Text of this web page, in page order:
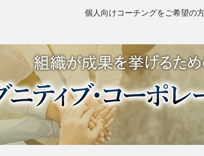
個人向けコーチングをご希望の